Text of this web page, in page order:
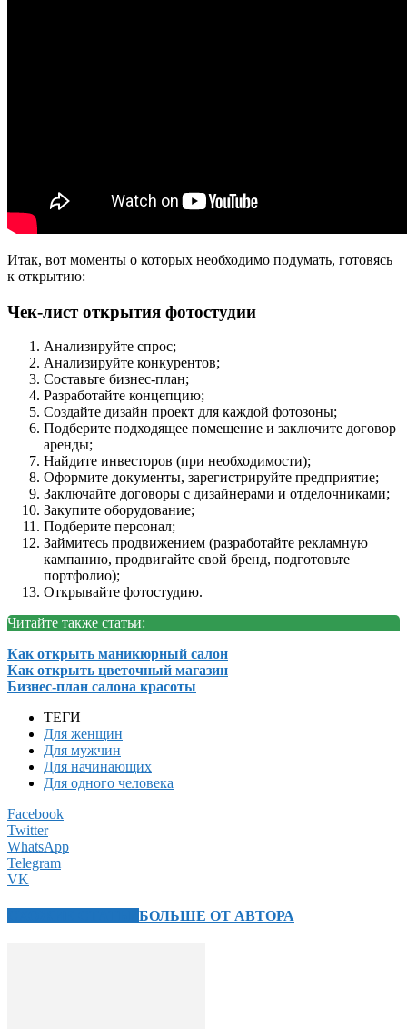
Итак, вот моменты о которых необходимо подумать, готовясь
к открытию:
Чек-лист открытия фотостудии
Анализируйте спрос;
Анализируйте конкурентов;
Составьте бизнес-план;
Разработайте концепцию;
Создайте дизайн проект для каждой фотозоны;
Подберите подходящее помещение и заключите договор
аренды;
Найдите инвесторов (при необходимости);
Оформите документы, зарегистрируйте предприятие;
Заключайте договоры с дизайнерами и отделочниками;
Закупите оборудование;
Подберите персонал;
Займитесь продвижением (разработайте рекламную
кампанию, продвигайте свой бренд, подготовьте
портфолио);
Открывайте фотостудию.
Читайте также статьи:
Как открыть маникюрный салон
Как открыть цветочный магазин
Бизнес-план салона красоты
ТЕГИ
Для женщин
Для мужчин
Для начинающих
Для одного человека
Facebook
Twitter
WhatsApp
Telegram
VK
БОЛЬШЕ ОТ АВТОРА